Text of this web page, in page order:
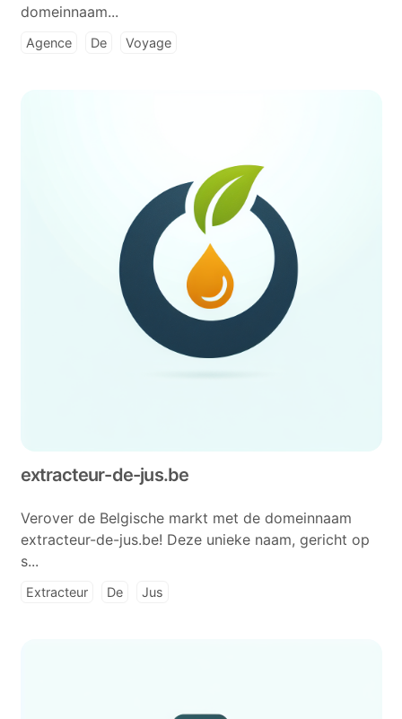
domeinnaam...
Agence De Voyage
extracteur-de-jus.be
Verover de Belgische markt met de domeinnaam
extracteur-de-jus.be! Deze unieke naam, gericht op
s...
Extracteur De Jus